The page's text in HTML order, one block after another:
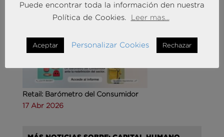
EXPERIENCE
Retail: Barómetro del Consumidor
17 Abr 2026
Puede encontrar toda la información den nuestra
Política de Cookies.
Leer mas...
Aceptar Personalizar Cookies Rechazar